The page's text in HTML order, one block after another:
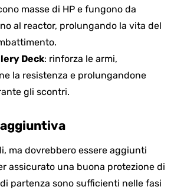
masse di HP e fungono da
al reactor, prolungando la vita del
Deck: rinforza le armi,
la resistenza e prolungandone
gli scontri.
ma dovrebbero essere aggiunti
assicurato una buona protezione di
partenza sono sufficienti nelle fasi